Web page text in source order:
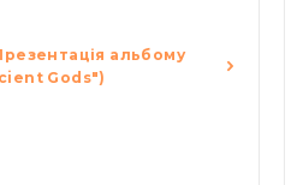
альбому
Gods")